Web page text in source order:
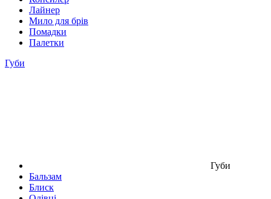
Лайнер
Мило для брів
Помадки
Палетки
Губи
Губи
Бальзам
Блиск